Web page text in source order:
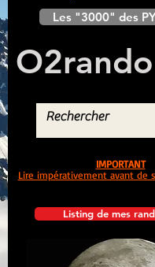
Les "3000" des
O2rando
Listing de mes
IMPORTANT
Lire impérativement avant de